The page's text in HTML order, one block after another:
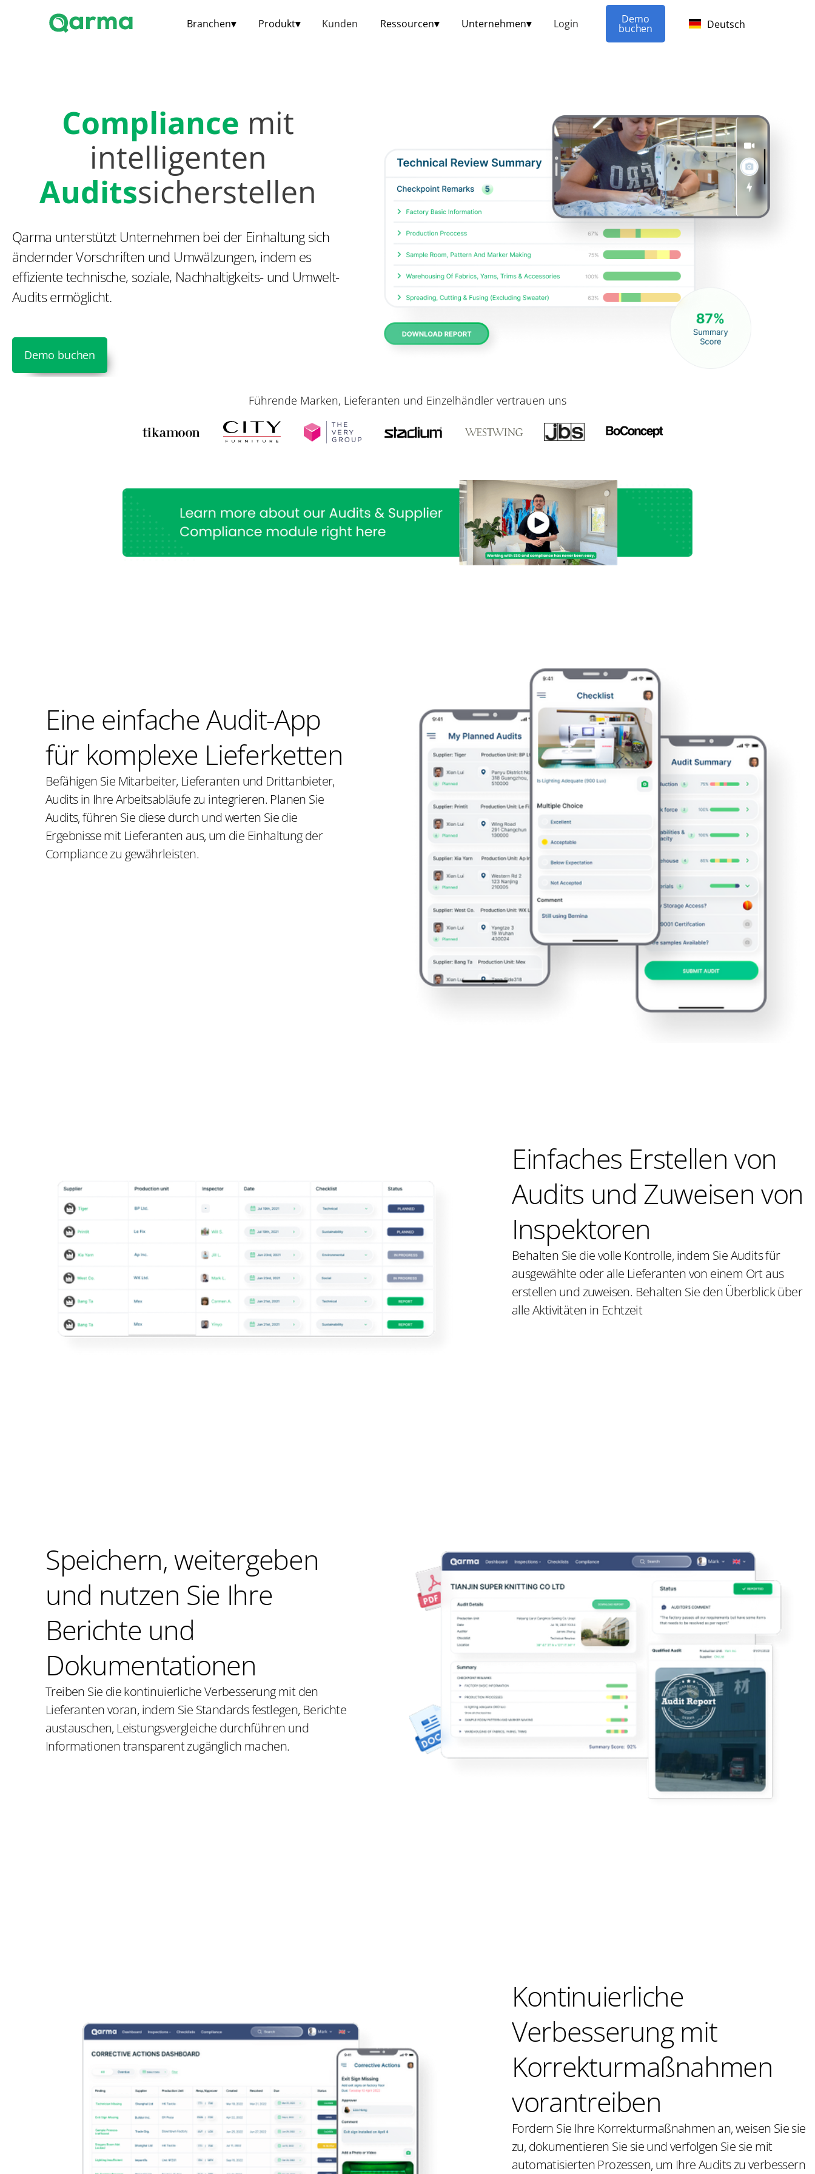
Branchen▾ Produkt▾ Kunden Ressourcen▾ Unternehmen▾ Login Demo
buchen Deutsch
Compliance mit
intelligenten
Auditssicherstellen
Qarma unterstützt Unternehmen bei der Einhaltung sich
ändernder Vorschriften und Umwälzungen, indem es
effiziente technische, soziale, Nachhaltigkeits- und Umwelt-
Audits ermöglicht.
Demo buchen
Führende Marken, Lieferanten und Einzelhändler vertrauen uns
Eine einfache Audit-App
für komplexe Lieferketten
Befähigen Sie Mitarbeiter, Lieferanten und Drittanbieter,
Audits in Ihre Arbeitsabläufe zu integrieren. Planen Sie
Audits, führen Sie diese durch und werten Sie die
Ergebnisse mit Lieferanten aus, um die Einhaltung der
Compliance zu gewährleisten.
Einfaches Erstellen von
Audits und Zuweisen von
Inspektoren
Behalten Sie die volle Kontrolle, indem Sie Audits für
ausgewählte oder alle Lieferanten von einem Ort aus
erstellen und zuweisen. Behalten Sie den Überblick über
alle Aktivitäten in Echtzeit
Speichern, weitergeben
und nutzen Sie Ihre
Berichte und
Dokumentationen
Treiben Sie die kontinuierliche Verbesserung mit den
Lieferanten voran, indem Sie Standards festlegen, Berichte
austauschen, Leistungsvergleiche durchführen und
Informationen transparent zugänglich machen.
Kontinuierliche
Verbesserung mit
Korrekturmaßnahmen
vorantreiben
Fordern Sie Ihre Korrekturmaßnahmen an, weisen Sie sie
zu, dokumentieren Sie sie und verfolgen Sie sie mit
automatisierten Prozessen, um Ihre Audits zu verbessern